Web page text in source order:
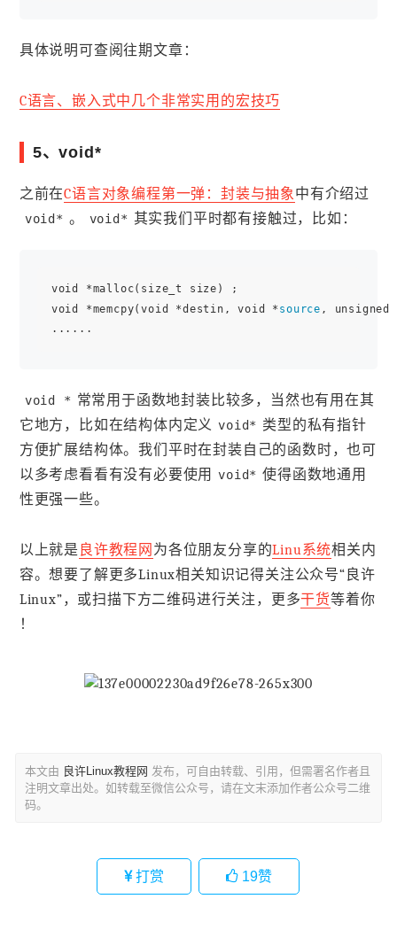
具体说明可查阅往期文章：
C语言、嵌入式中几个非常实用的宏技巧
5、void*
之前在C语言对象编程第一弹：封装与抽象中有介绍过
void* 。 void* 其实我们平时都有接触过，比如：
void *malloc(size_t size) ;
void *memcpy(void *destin, void * source , unsigned
void * 常常用于函数地封装比较多，当然也有用在其
它地方，比如在结构体内定义 void* 类型的私有指针
方便扩展结构体。我们平时在封装自己的函数时，也可
以多考虑看看有没有必要使用
void* 使得函数地通用
性更强一些。
以上就是 良许教程网 为各位朋友分享的Linu系统相关内
容。想要了解更多Linux相关知识记得关注公众号“良许
Linux”，或扫描下方二维码进行关注，更多干货等着你
！
本文由 良许Linux教程网 发布，可自由转载、引用，但需署名作者且
注明文章出处。如转载至微信公众号，请在文末添加作者公众号二维
码。
打赏 19赞